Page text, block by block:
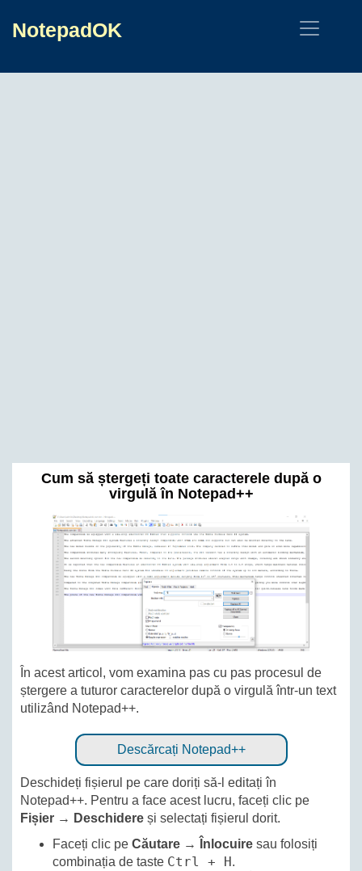
NotepadOK
Cum să ștergeți toate caracterele după o
virgulă în Notepad++
În acest articol, vom examina pas cu pas procesul de
ștergere a tuturor caracterelor după o virgulă într-un text
utilizând Notepad++.
Descărcați Notepad++
Deschideți fișierul pe care doriți să-l editați în
Notepad++. Pentru a face acest lucru, faceți clic pe
Fișier → Deschidere și selectați fișierul dorit.
Faceți clic pe Căutare → Înlocuire sau folosiți
combinația de taste Ctrl + H.